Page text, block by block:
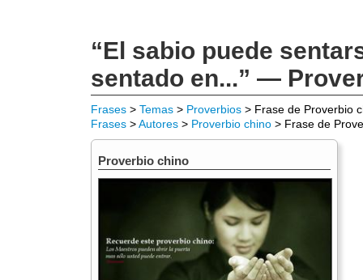
“El sabio puede
sentado en...” —
Frases > Temas > Proverbios > Frase de Proverbio
Frases >Autores > Proverbio chino > Frase de
Proverbio chino